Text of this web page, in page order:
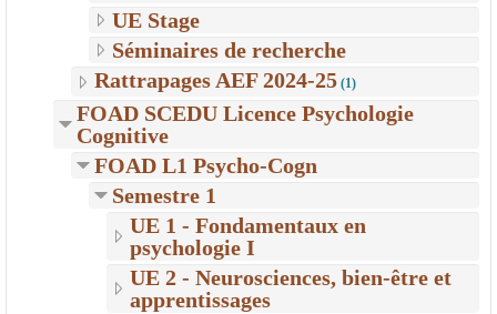
UE Stage
Séminaires de recherche
Rattrapages AEF 2024-25 (1)
FOAD SCEDU Licence Psychologie
Cognitive
FOAD L1 Psycho-Cogn
Semestre 1
UE 1 - Fondamentaux en
psychologie I
UE 2 - Neurosciences, bien-être et
apprentissages